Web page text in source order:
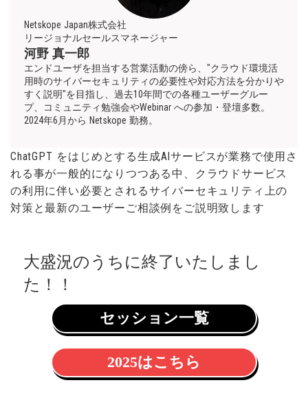
Netskope Japan株式会社
リージョナルセールスマネージャー
河野 真一郎
エンドユーザを担当する営業活動の傍ら、"クラウド環境活
用時のサイバーセキュリティの必要性や対応方法を分かりや
すく説明"を目指し、過去10年間での各種ユーザーグルー
プ、コミュニティ勉強会やWebinar への参加・登壇多数。
2024年6月から Netskope 勤務。
ChatGPT をはじめとする生成AIサービスが業務で使用さ
れる事が一般的になりつつある中、クラウドサービス
の利用に伴い必要とされるサイバーセキュリティ上の
対策と最新のユーザーご相談例をご説明致します
大盛況のうちに終了いたしまし
た！！
セッション一覧
2025はこちら